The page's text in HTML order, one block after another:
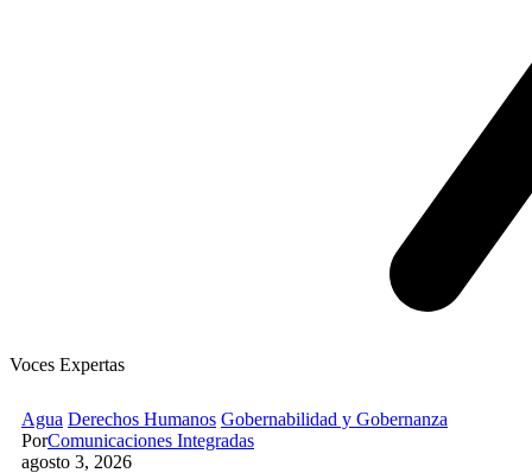
Voces Expertas
Agua Derechos Humanos Gobernabilidad y Gobernanza
PorComunicaciones Integradas
agosto 3, 2026